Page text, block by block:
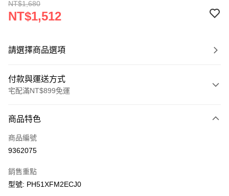
NT$1,680
NT$1,512
請選擇商品選項
付款與運送方式
宅配滿NT$899免運
信用卡一次付款
LINE Pay
悠遊付
商品特色
商品編號
9362075
銷售重點
型號: PH51XFM2ECJ0